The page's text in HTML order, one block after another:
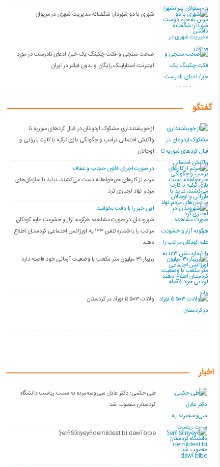
شهری با دو شهردار؛ شگفتانه مدیریت شهری در مریوان
صحت سنجی و فکت چکینگ یک خبر/ ادعای نادرست در مورد
اینترنت استارلینک رایگان و بدون فیلتر در ایران
گفتگو
از خویشتنداری مشکوک اردوغان در قبال کردهای سوریه تا
واکنش احتمالی ترامپ و چگونگی بازی ترکیه با کارت بارزانی و
اوجالان
در صورت اجرای قانون حجاب و عفاف:
مردم از کارهای خیرخواهانه دست می‌کشند، نباید با سازمان‌های
مردم نهاد لجبازی کرد
این خبر را با دقت بخوانید:
شهروندان در صورت مشاهده هرگونه آزار و خشونت علیه کودکان
مراتب را با شماره تلفن ۱۲۳ به اورژانس اجتماعی کردستان اطلاع
دهند
زریبار ۳۱ میلیون متر مکعب با وضعیت آرمانی خود فاصله دارد
ولادت ۵۵۰۳ نوزاد در کردستان
اخبار
طی حکمی؛ دکتر عادل سی‌وسه‌مرده به سمت ریاست دانشگاه
کردستان منصوب شد
Şerê Sûriyeyê demildest bi dawî bibe